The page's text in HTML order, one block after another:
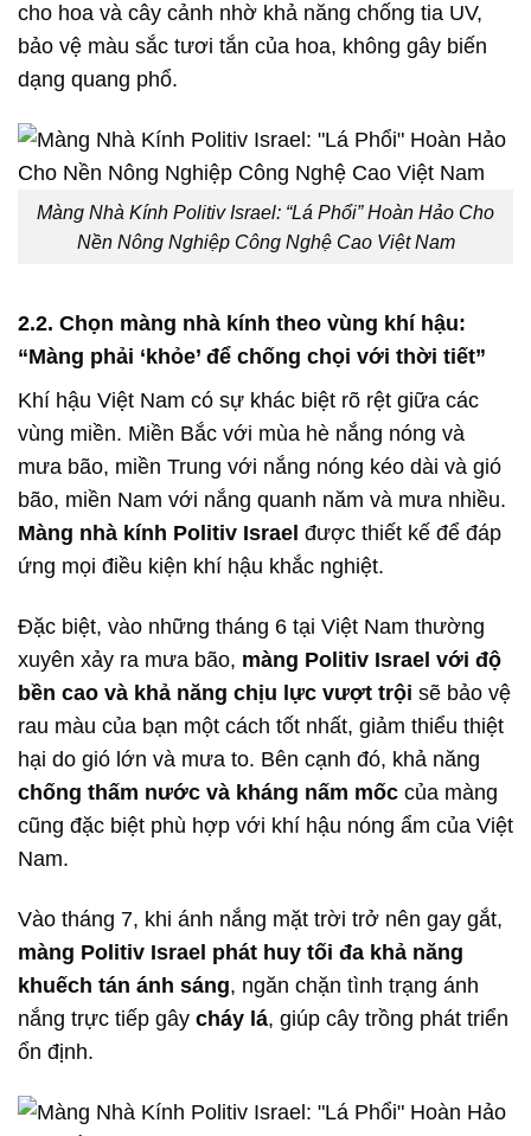
cho hoa và cây cảnh nhờ khả năng chống tia UV,
bảo vệ màu sắc tươi tắn của hoa, không gây biến
dạng quang phổ.
Màng Nhà Kính Politiv Israel: “Lá Phổi” Hoàn Hảo Cho
Nền Nông Nghiệp Công Nghệ Cao Việt Nam
2.2. Chọn màng nhà kính theo vùng khí hậu:
“Màng phải ‘khỏe’ để chống chọi với thời tiết”
Khí hậu Việt Nam có sự khác biệt rõ rệt giữa các
vùng miền. Miền Bắc với mùa hè nắng nóng và
mưa bão, miền Trung với nắng nóng kéo dài và gió
bão, miền Nam với nắng quanh năm và mưa nhiều.
Màng nhà kính Politiv Israel được thiết kế để đáp
ứng mọi điều kiện khí hậu khắc nghiệt.
Đặc biệt, vào những tháng 6 tại Việt Nam thường
xuyên xảy ra mưa bão, màng Politiv Israel với độ
bền cao và khả năng chịu lực vượt trội sẽ bảo vệ
rau màu của bạn một cách tốt nhất, giảm thiểu thiệt
hại do gió lớn và mưa to. Bên cạnh đó, khả năng
chống thấm nước và kháng nấm mốc của màng
cũng đặc biệt phù hợp với khí hậu nóng ẩm của Việt
Nam.
Vào tháng 7, khi ánh nắng mặt trời trở nên gay gắt,
màng Politiv Israel phát huy tối đa khả năng
khuếch tán ánh sáng, ngăn chặn tình trạng ánh
nắng trực tiếp gây cháy lá, giúp cây trồng phát triển
ổn định.